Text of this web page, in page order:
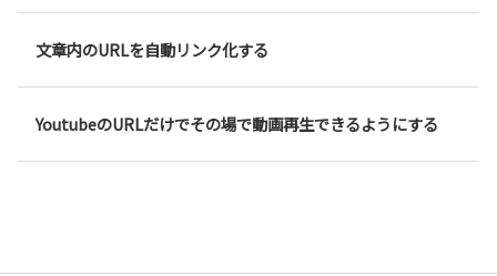
文章内のURLを自動リンク化する
YoutubeのURLだけでその場で動画再生できるようにする